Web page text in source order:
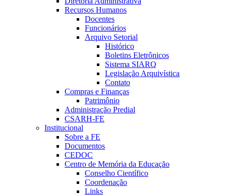
Recursos Humanos
Docentes
Funcionários
Arquivo Setorial
Histórico
Boletins Eletrônicos
Sistema SIARQ
Legislação Arquivística
Contato
Compras e Finanças
Patrimônio
Administração Predial
CSARH-FE
Institucional
Sobre a FE
Documentos
CEDOC
Centro de Memória da Educação
Conselho Científico
Coordenação
Links